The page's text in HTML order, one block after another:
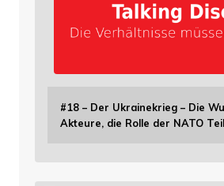
#18 – Der Ukrainekrieg – Die
Akteure, die Rolle der NATO